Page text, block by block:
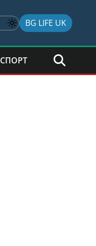
BG LIFE UK
СПОРТ